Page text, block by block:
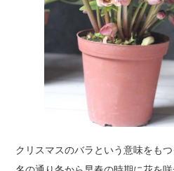
クリスマスのバラという意味をも